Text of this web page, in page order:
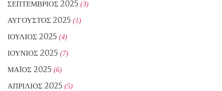
ΣΕΠΤΈΜΒΡΙΟΣ 2025 (3)
ΑΎΓΟΥΣΤΟΣ 2025 (1)
ΙΟΎΛΙΟΣ 2025 (4)
ΙΟΎΝΙΟΣ 2025 (7)
ΜΆΙΟΣ 2025 (6)
ΑΠΡΊΛΙΟΣ 2025 (5)